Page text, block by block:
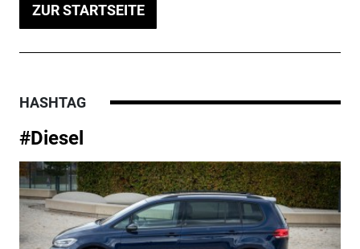
ZUR STARTSEITE
HASHTAG
#Diesel